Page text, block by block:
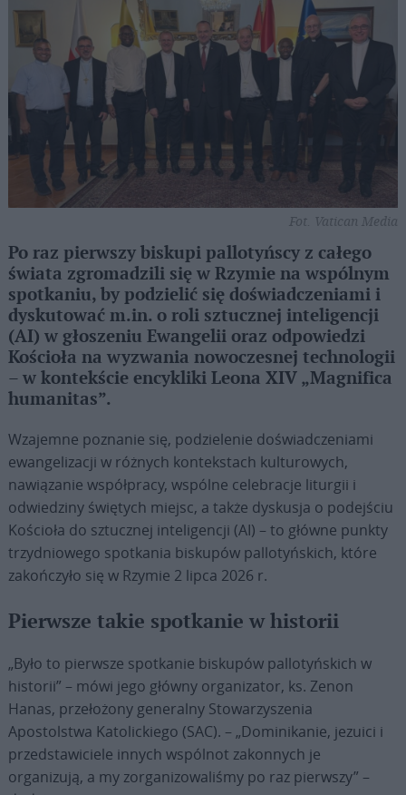
Fot. Vatican Media
Po raz pierwszy biskupi pallotyńscy z całego
świata zgromadzili się w Rzymie na wspólnym
spotkaniu, by podzielić się doświadczeniami i
dyskutować m.in. o roli sztucznej inteligencji
(AI) w głoszeniu Ewangelii oraz odpowiedzi
Kościoła na wyzwania nowoczesnej technologii
– w kontekście encykliki Leona XIV „Magnifica
humanitas”.
Wzajemne poznanie się, podzielenie doświadczeniami
ewangelizacji w różnych kontekstach kulturowych,
nawiązanie współpracy, wspólne celebracje liturgii i
odwiedziny świętych miejsc, a także dyskusja o podejściu
Kościoła do sztucznej inteligencji (AI) – to główne punkty
trzydniowego spotkania biskupów pallotyńskich, które
zakończyło się w Rzymie 2 lipca 2026 r.
Pierwsze takie spotkanie w historii
„Było to pierwsze spotkanie biskupów pallotyńskich w
historii” – mówi jego główny organizator, ks. Zenon
Hanas, przełożony generalny Stowarzyszenia
Apostolstwa Katolickiego (SAC). – „Dominikanie, jezuici i
przedstawiciele innych wspólnot zakonnych je
organizują, a my zorganizowaliśmy po raz pierwszy” –